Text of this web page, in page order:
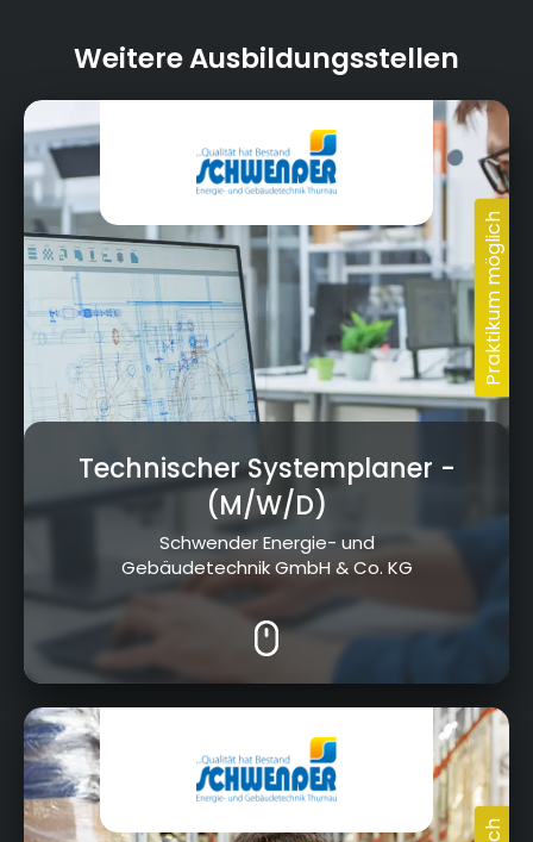
Weitere Ausbildungsstellen
Technischer Systemplaner -
(M/W/D)
Schwender Energie- und
Gebäudetechnik GmbH & Co. KG